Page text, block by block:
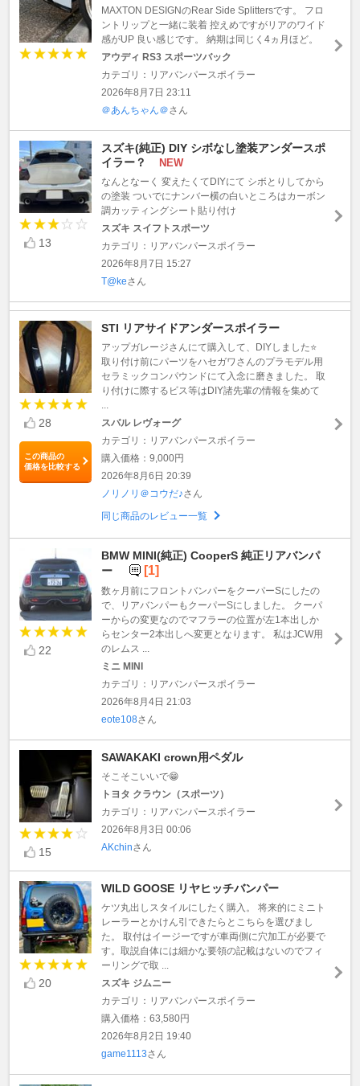
MAXTON DESIGNのRear Side Splittersです。 フロ
ントリップと一緒に装着 控えめですがリアのワイド
感がUP 良い感じです。 納期は同じく4ヵ月ほど。
アウディ RS3 スポーツバック
カテゴリ：リアバンパースポイラー
2026年8月7日 23:11
＠あんちゃん＠さん
13
スズキ(純正) DIY シボなし塗装アンダースポ
イラー？
NEW
なんとなーく 変えたくてDIYにて シボとりしてから
の塗装 ついでにナンバー横の白いところはカーボン
調カッティングシート貼り付け
スズキ スイフトスポーツ
カテゴリ：リアバンパースポイラー
2026年8月7日 15:27
T@keさん
28
この商品の
価格を比較する
STI リアサイドアンダースポイラー
アップガレージさんにて購入して、DIYしました⭐️
取り付け前にパーツをハセガワさんのプラモデル用
セラミックコンパウンドにて入念に磨きました。 取
り付けに際するビス等はDIY諸先輩の情報を集めて
スバル レヴォーグ
カテゴリ：リアバンパースポイラー
購入価格：9,000円
2026年8月6日 20:39
ノリノリ＠コウだ♪さん
同じ商品のレビュー一覧
22
BMW MINI(純正) CooperS 純正リアバンパ
ー
[1]
数ヶ月前にフロントバンパーをクーパーSにしたの
で、リアバンパーもクーパーSにしました。 クーパ
ーからの変更なのでマフラーの位置が左1本出しか
らセンター2本出しへ変更となります。 私はJCW用
のレムス ...
ミニ MINI
カテゴリ：リアバンパースポイラー
2026年8月4日 21:03
eote108さん
15
SAWAKAKI crown用ペダル
そこそこいいで😁
トヨタ クラウン（スポーツ）
カテゴリ：リアバンパースポイラー
2026年8月3日 00:06
AKchinさん
20
WILD GOOSE リヤヒッチバンパー
ケツ丸出しスタイルにしたく購入。 将来的にミニト
レーラーとかけん引できたらとこちらを選びまし
た。 取付はイージーですが車両側に穴加工が必要で
す。取説自体には細かな要領の記載はないのでフィ
ーリングで取 ...
スズキ ジムニー
カテゴリ：リアバンパースポイラー
購入価格：63,580円
2026年8月2日 19:40
game1113さん